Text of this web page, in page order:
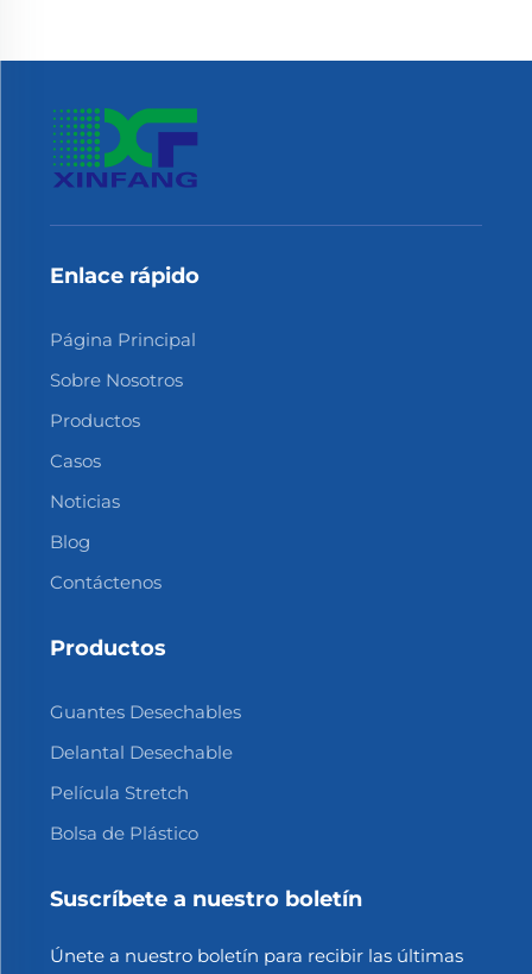
Enlace rápido
Página Principal
Sobre Nosotros
Productos
Casos
Noticias
Blog
Contáctenos
Productos
Guantes Desechables
Delantal Desechable
Película Stretch
Bolsa de Plástico
Suscríbete a nuestro boletín
Únete a nuestro boletín para recibir las últimas